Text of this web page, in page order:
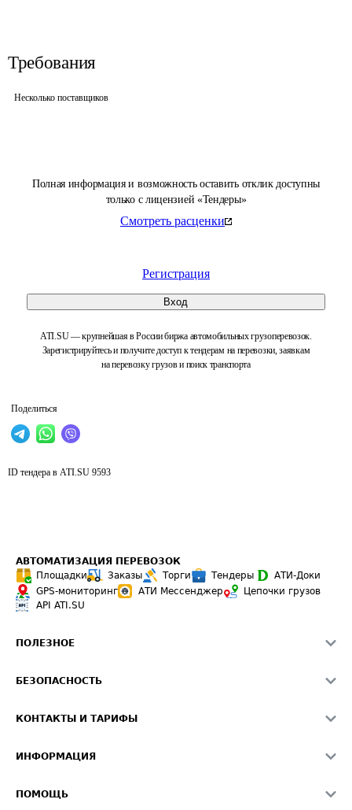
Полная информация и возможность оставить отклик доступны
только с лицензией «Тендеры»
Смотреть расценки
Регистрация
Вход
ATI.SU — крупнейшая в России биржа автомобильных грузоперевозок.
Зарегистрируйтесь и получите доступ к тендерам на перевозки, заявкам
на перевозку грузов и поиск транспорта
Поделиться
Требования
Несколько поставщиков
ID тендера в ATI.SU 9593
АВТОМАТИЗАЦИЯ ПЕРЕВОЗОК
Площадки
Заказы Торги Тендеры
АТИ-Доки
GPS-мониторинг
АТИ Мессенджер
Цепочки грузов
API ATI.SU
ПОЛЕЗНОЕ
Звезды ATI.SU на вашем сайте
Средние ставки
БЕЗОПАСНОСТЬ
Светофор+
О формировании Паспорта
КОНТАКТЫ И ТАРИФЫ
Реклама на сайте
ИНФОРМАЦИЯ
ПОМОЩЬ